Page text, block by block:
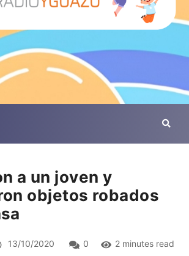
a un joven y
objetos robados
13/10/2020 0 2 minutes read